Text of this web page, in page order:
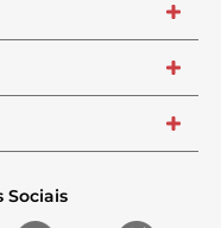
+
+
+
Sociais